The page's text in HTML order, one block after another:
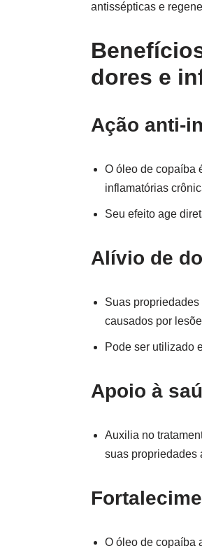
antissépticas e
dores e
Ação anti-
O óleo de copaíba
inflamatórias
Seu efeito age
Alívio de
Suas
causados por
Pode ser utilizado
Apoio à
Auxilia no
suas propriedades
O óleo de copaíba